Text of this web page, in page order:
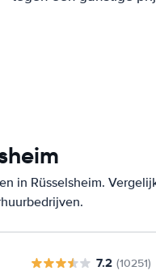
in Rüsselsheim.
7.2 (10251)